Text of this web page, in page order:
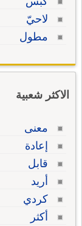
لاحيّ
مطول
الاكثر شعبية
معنى
إعادة
قابل
أريد
كردي
أكثر